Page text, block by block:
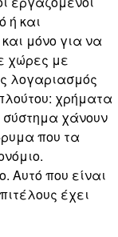
ή και
μόνο για να
χώρες με
λογαριασμός
χρήματα
χάνουν
που τα
Αυτό που είναι
έχει